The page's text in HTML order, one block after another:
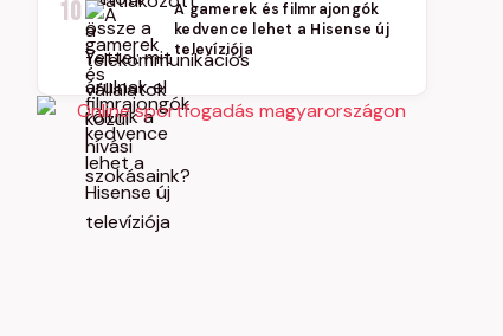
10
A gamerek és filmrajongók
kedvence lehet a Hisense új
televíziója